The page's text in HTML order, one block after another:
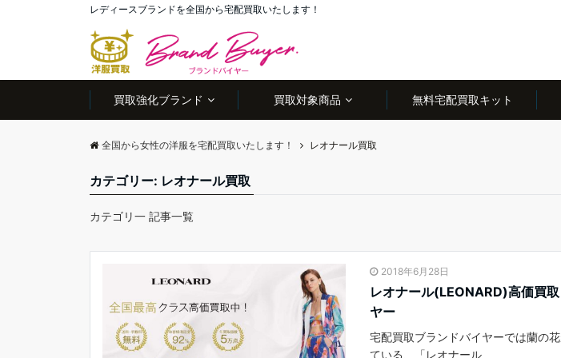
レディースブランドを全国から宅配買取いたします！
買取強化ブランド 買取対象商品 無料宅配買取キット
全国から女性の洋服を宅配買取いたします！ レオナール買取
カテゴリー: レオナール買取
カテゴリ一 記事一覧
2018年6月28日
レオナール(LEONARD)高価買
ヤー
宅配買取ブランドバイヤーでは蘭の
ている、「レオナール